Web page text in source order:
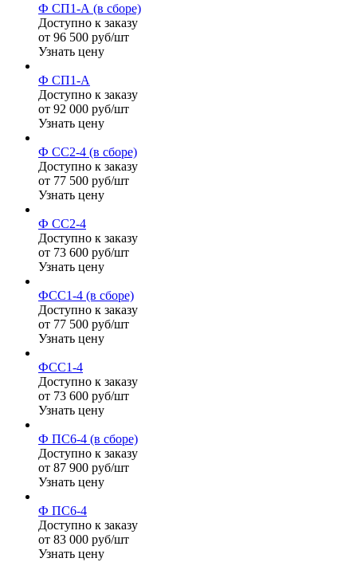
Ф СП1-А (в сборе)
Доступно к заказу
от 96 500 руб/шт
Узнать цену
Ф СП1-А
Доступно к заказу
от 92 000 руб/шт
Узнать цену
Ф СС2-4 (в сборе)
Доступно к заказу
от 77 500 руб/шт
Узнать цену
Ф СС2-4
Доступно к заказу
от 73 600 руб/шт
Узнать цену
ФСС1-4 (в сборе)
Доступно к заказу
от 77 500 руб/шт
Узнать цену
ФСС1-4
Доступно к заказу
от 73 600 руб/шт
Узнать цену
Ф ПС6-4 (в сборе)
Доступно к заказу
от 87 900 руб/шт
Узнать цену
Ф ПС6-4
Доступно к заказу
от 83 000 руб/шт
Узнать цену